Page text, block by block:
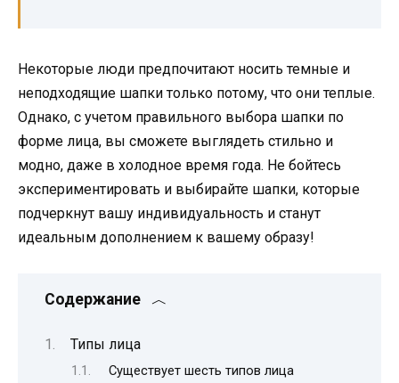
Некоторые люди предпочитают носить темные и
неподходящие шапки только потому, что они теплые.
Однако, с учетом правильного выбора шапки по
форме лица, вы сможете выглядеть стильно и
модно, даже в холодное время года. Не бойтесь
экспериментировать и выбирайте шапки, которые
подчеркнут вашу индивидуальность и станут
идеальным дополнением к вашему образу!
Содержание
Типы лица
Существует шесть типов лица